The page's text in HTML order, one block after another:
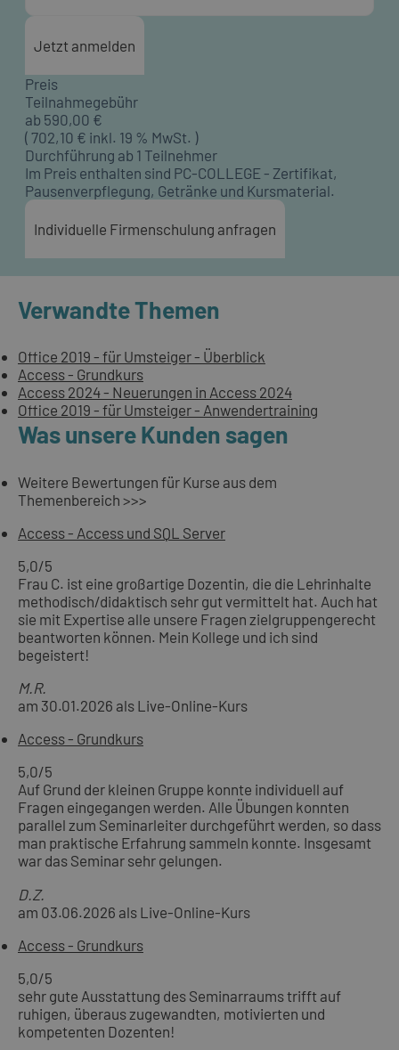
Jetzt anmelden
Preis
Teilnahmegebühr
ab 590,00 €
( 702,10 € inkl. 19 % MwSt. )
Durchführung ab 1 Teilnehmer
Im Preis enthalten sind PC-COLLEGE - Zertifikat,
Pausenverpflegung, Getränke und Kursmaterial.
Individuelle Firmenschulung anfragen
Verwandte Themen
Office 2019 - für Umsteiger - Überblick
Access - Grundkurs
Access 2024 - Neuerungen in Access 2024
Office 2019 - für Umsteiger - Anwendertraining
Was unsere Kunden sagen
Weitere Bewertungen für Kurse aus dem
Themenbereich >>>
Access - Access und SQL Server
5,0/5
Frau C. ist eine großartige Dozentin, die die Lehrinhalte
methodisch/didaktisch sehr gut vermittelt hat. Auch hat
sie mit Expertise alle unsere Fragen zielgruppengerecht
beantworten können. Mein Kollege und ich sind
begeistert!
M.R.
am 30.01.2026 als Live-Online-Kurs
Access - Grundkurs
5,0/5
Auf Grund der kleinen Gruppe konnte individuell auf
Fragen eingegangen werden. Alle Übungen konnten
parallel zum Seminarleiter durchgeführt werden, so dass
man praktische Erfahrung sammeln konnte. Insgesamt
war das Seminar sehr gelungen.
D.Z.
am 03.06.2026 als Live-Online-Kurs
Access - Grundkurs
5,0/5
sehr gute Ausstattung des Seminarraums trifft auf
ruhigen, überaus zugewandten, motivierten und
kompetenten Dozenten!